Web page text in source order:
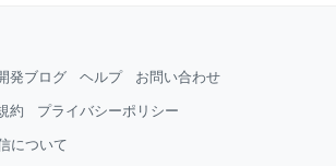
発ブログ ヘルプ お問い合わせ
約 プライバシーポリシー
について